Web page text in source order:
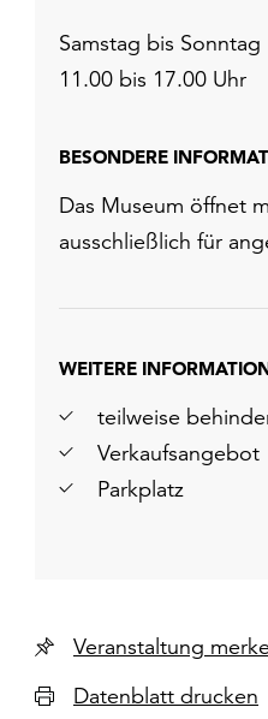
nächsten
Samstag bis Sonntag
11.00 bis 17.00 Uhr
BESONDERE
Das Museum öffnet
ausschließlich für
WEITERE
teilweise
Verkaufsangebot
Parkplatz
Veranstaltung
Datenblatt drucken